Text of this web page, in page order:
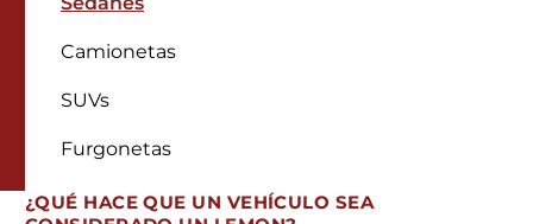
Camionetas
SUVs
Furgonetas
¿QUÉ HACE QUE UN VEHÍCULO SEA